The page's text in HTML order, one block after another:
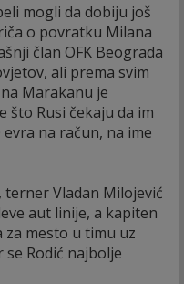
mogli da dobiju još
o povratku Milana
član OFK Beograda
ali prema svim
Marakanu je
što Rusi čekaju da im
na račun, na ime
terner Vladan Milojević
aut linije, a kapiten
mesto u timu uz
se Rodić najbolje